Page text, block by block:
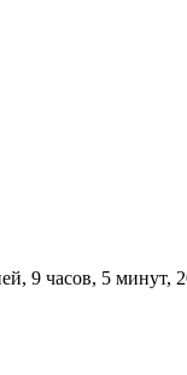
9 часов, 5 минут,